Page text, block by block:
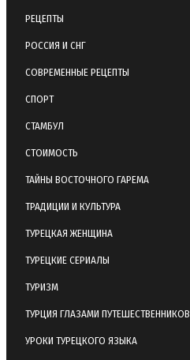
РЕЦЕПТЫ
РОССИЯ И СНГ
СОВРЕМЕННЫЕ РЕЦЕПТЫ
СПОРТ
СТАМБУЛ
СТОИМОСТЬ
ТАЙНЫ ВОСТОЧНОГО ГАРЕМА
ТРАДИЦИИ И КУЛЬТУРА
ТУРЕЦКАЯ ЖЕНЩИНА
ТУРЕЦКИЕ СЕРИАЛЫ
ТУРИЗМ
ТУРЦИЯ ГЛАЗАМИ ПУТЕШЕСТВЕННИКОВ
УРОКИ ТУРЕЦКОГО ЯЗЫКА